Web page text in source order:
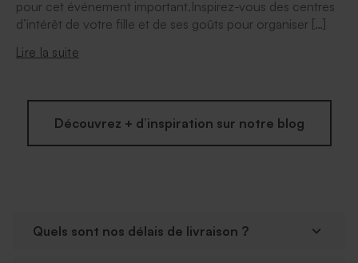
pour cet événement important.Inspirez-vous des centres
d’intérêt de votre fille et de ses goûts pour organiser […]
Lire la suite
Découvrez + d’inspiration sur notre blog
Quels sont nos délais de livraison ?